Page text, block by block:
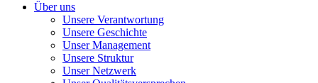
Über uns
Unsere Verantwortung
Unsere Geschichte
Unser Management
Unsere Struktur
Unser Netzwerk